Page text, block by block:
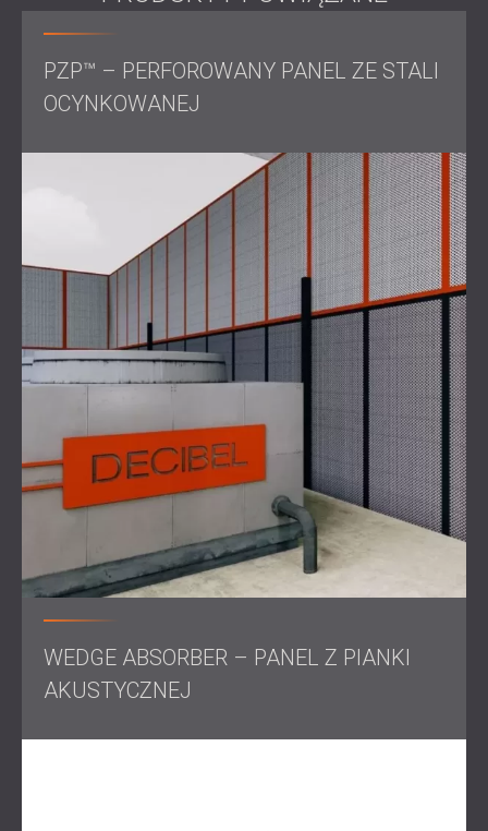
ciągu tygodnia.
Używane produkty:
Wynik
Zainstalowane rozwiązanie poprawy akustycznej
skutecznie przekształciło zakład 3M Group w komorę
półbezechową. Pozwala to 3M na przeprowadzanie
wstępnych etapów testów akustycznych we własnym
zakresie, co obniża koszty i zwiększa wydajność procesu
projektowania.
Projekt ten jest przykładem zaangażowania firmy
DECIBEL w dostarczanie spersonalizowanych rozwiązań
akustycznych, przyczyniających się do efektywności i
opłacalności obiektów testowych klientów.
PZP™ – PERFOROWANY PANEL ZE STALI
OCYNKOWANEJ
WEDGE ABSORBER – PANEL Z PIANKI
AKUSTYCZNEJ